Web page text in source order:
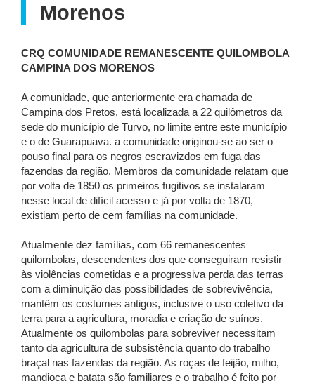
Morenos
CRQ COMUNIDADE REMANESCENTE QUILOMBOLA
CAMPINA DOS MORENOS
A comunidade, que anteriormente era chamada de
Campina dos Pretos, está localizada a 22 quilômetros da
sede do município de Turvo, no limite entre este município
e o de Guarapuava. a comunidade originou-se ao ser o
pouso final para os negros escravizdos em fuga das
fazendas da região. Membros da comunidade relatam que
por volta de 1850 os primeiros fugitivos se instalaram
nesse local de difícil acesso e já por volta de 1870,
existiam perto de cem famílias na comunidade.
Atualmente dez famílias, com 66 remanescentes
quilombolas, descendentes dos que conseguiram resistir
às violências cometidas e a progressiva perda das terras
com a diminuição das possibilidades de sobrevivência,
mantêm os costumes antigos, inclusive o uso coletivo da
terra para a agricultura, moradia e criação de suínos.
Atualmente os quilombolas para sobreviver necessitam
tanto da agricultura de subsistência quanto do trabalho
braçal nas fazendas da região. As roças de feijão, milho,
mandioca e batata são familiares e o trabalho é feito por